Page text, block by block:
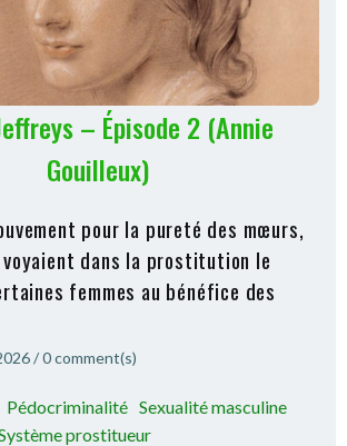
– Épisode 2 (Annie
Gouilleux)
pour la pureté des mœurs,
dans la prostitution le
femmes au bénéfice des
/0comment(s)
Pédocriminalité Sexualité masculine
prostitueur